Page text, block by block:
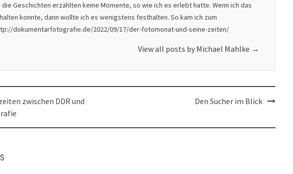
Geschichten erzählten keine Momente, so wie ich es erlebt hatte. Wenn ich das
konnte, dann wollte ich es wenigstens festhalten. So kam ich zum
dokumentarfotografie.de/2022/09/17/der-fotomonat-und-seine-zeiten/
View all posts by Michael Mahlke →
zwischen DDR und
Den Sucher im Blick